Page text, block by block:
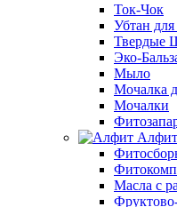
Ток-Чок
Убтан
Твердые
Эко-
Мыло
Мочалка
Мочалки
Алфит
Масла с